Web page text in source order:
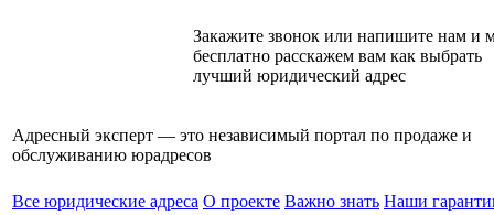
Закажите звонок или напишите нам и
бесплатно расскажем вам как выбрать
лучший юридический адрес
Адресный эксперт — это независимый портал по продаже и
обслуживанию юрадресов
Все юридические адреса О проекте Важно знать Наши